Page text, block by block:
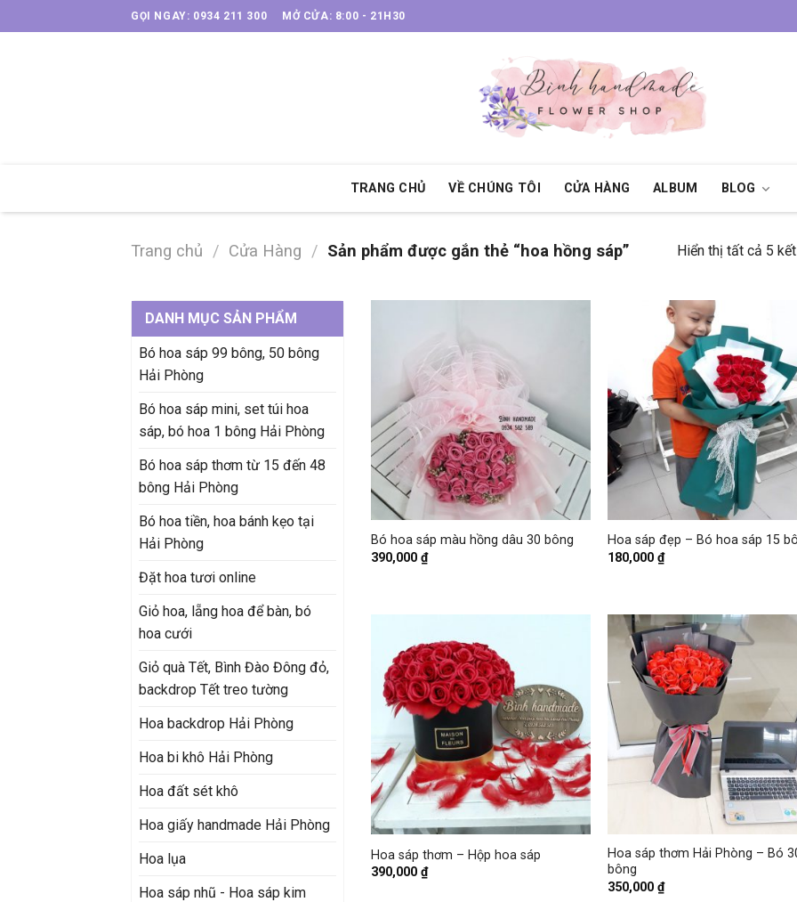
to
GỌI NGAY: 0934 211 300 MỞ CỬA: 8:00 - 21H30
TRANG CHỦ VỀ CHÚNG TÔI CỬA HÀNG ALBUM BLOG
Trang chủ / Cửa Hàng / Sản phẩm được gắn thẻ “hoa hồng sáp” Hiển thị tất cả 5
DANH MỤC SẢN PHẨM
Bó hoa sáp 99 bông, 50 bông
Hải Phòng
Bó hoa sáp mini, set túi hoa
sáp, bó hoa 1 bông Hải Phòng
Bó hoa sáp thơm từ 15 đến 48
bông Hải Phòng
Bó hoa tiền, hoa bánh kẹo tại
Hải Phòng
Đặt hoa tươi online
Giỏ hoa, lẵng hoa để bàn, bó
hoa cưới
Giỏ quà Tết, Bình Đào Đông đỏ,
backdrop Tết treo tường
Hoa backdrop Hải Phòng
Hoa bi khô Hải Phòng
Hoa đất sét khô
Hoa giấy handmade Hải Phòng
Hoa lụa
Hoa sáp nhũ - Hoa sáp kim
Bó hoa sáp màu hồng dâu 30 bông
390,000 ₫
Hoa sáp đẹp – Bó hoa sáp 15
180,000₫
Hoa sáp thơm – Hộp hoa sáp
390,000 ₫
Hoa sáp thơm Hải Phòng – Bó
bông
350,000₫